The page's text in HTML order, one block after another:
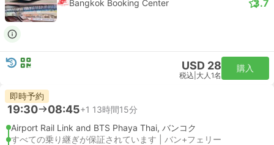
Bangkok Booking Center 3.7
USD 28
税込 大人1名
購入
即時予約
19:30 08:45+1 13時間15分
Airport Rail Link and BTS Phaya Thai, バンコク
すべての乗り継ぎが保証されています | バン+フェリー